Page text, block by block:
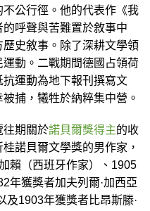
公行徑。他的代表作《我
呼聲與苦難置於敘事中
史敘事。除了深耕文學領
動。二戰期間德國占領荷
運動為地下報刊撰寫文
捕，犧牲於納粹集中營。
往期關於諾貝爾獎得主的收
諾貝爾文學獎的男作家，
賴（西班牙作家）、1905
年獲獎者加夫列爾·加西亞
及1903年獲獎者比昂斯滕·